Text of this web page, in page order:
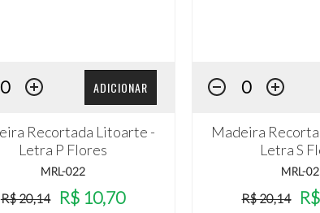
ADICIONAR
Recortada Litoarte -
Letra P Flores
MRL-022
R$ 20,14 R$ 10,70
Madeira
Letra S
MRL-
R$ 20,14